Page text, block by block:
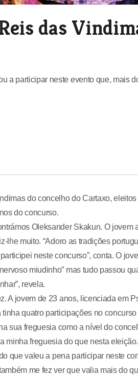
das
a participar neste evento que, mais
do concelho do Cartaxo,
do concurso.
Oleksander Skakun. O jovem
lhe muito. “Adoro as tradições
neste concurso”, conta. O
miudinho” mas tudo passou
revela.
A jovem de 23 anos, licenciada em
quatro participações no
sua freguesia como a nível do
minha freguesia do que nesta
que valeu a pena participar neste
me fez ver que valia mais do